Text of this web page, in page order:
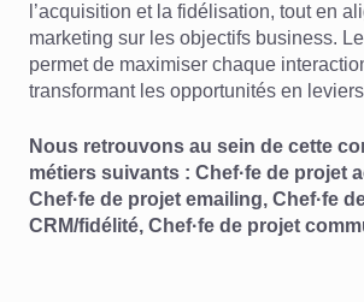
l’acquisition et la fidélisation, tout en
marketing sur les objectifs business.
permet de maximiser chaque
transformant les opportunités en
Nous retrouvons au sein de cette
métiers suivants : Chef·fe de projet
Chef·fe de projet emailing, Chef·fe
CRM/fidélité, Chef·fe de projet